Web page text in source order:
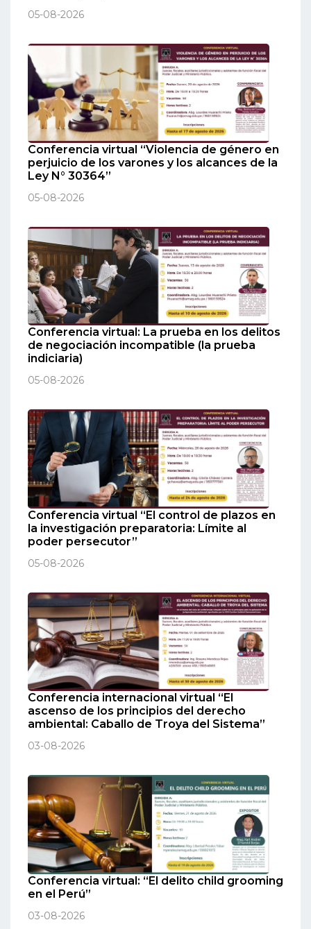
05-08-2026
Conferencia virtual “Violencia de género en
perjuicio de los varones y los alcances de la
Ley N° 30364”
05-08-2026
Conferencia virtual: La prueba en los delitos
de negociación incompatible (la prueba
indiciaria)
05-08-2026
Conferencia virtual “El control de plazos en
la investigación preparatoria: Límite al
poder persecutor”
05-08-2026
Conferencia internacional virtual “El
ascenso de los principios del derecho
ambiental: Caballo de Troya del Sistema”
03-08-2026
Conferencia virtual: “El delito child grooming
en el Perú”
03-08-2026